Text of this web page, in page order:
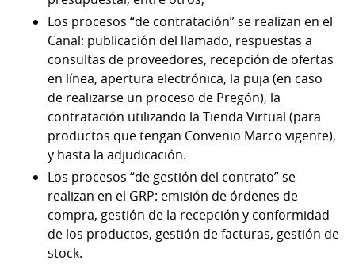
Los procesos “de contratación” se realizan en el
Canal: publicación del llamado, respuestas a
consultas de proveedores, recepción de ofertas
en línea, apertura electrónica, la puja (en caso
de realizarse un proceso de Pregón), la
contratación utilizando la Tienda Virtual (para
productos que tengan Convenio Marco vigente),
y hasta la adjudicación.
Los procesos “de gestión del contrato” se
realizan en el GRP: emisión de órdenes de
compra, gestión de la recepción y conformidad
de los productos, gestión de facturas, gestión de
stock.